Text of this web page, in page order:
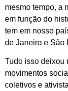
mesmo tempo, a
em função do
tem em nosso
de Janeiro e São
Tudo isso deixou
movimentos
coletivos e